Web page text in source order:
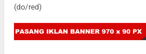
(do/red)